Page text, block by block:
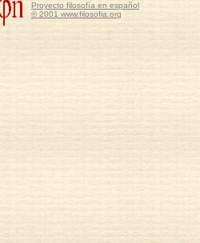
Proyecto filosofía en español
© 2001 www.filosofia.org